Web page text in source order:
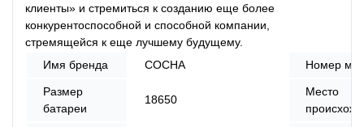
клиенты» и стремиться к созданию еще более
конкурентоспособной и способной компании,
стремящейся к еще лучшему будущему.
Имя бренда
СОСНА Номер
Размер
батареи
18650
Место